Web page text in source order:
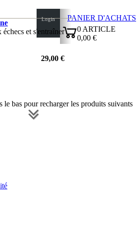
Login
PANIER D'ACHATS
0 ARTICLE
0,00 €
et s'entraîner
29,00 €
le bas pour recharger les produits suivants